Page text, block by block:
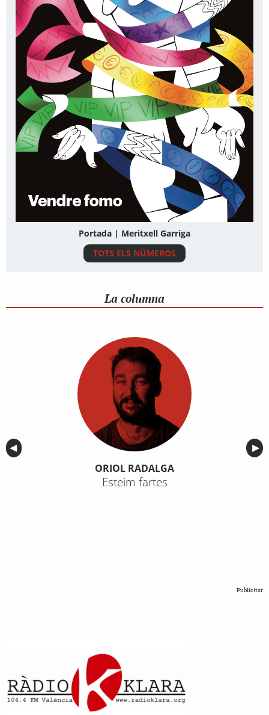
Portada | Meritxell Garriga
TOTS ELS NÚMEROS
La columna
Anterior
◀︎ ▶︎
ORIOL RADALGA
Esteim fartes
Publicitat